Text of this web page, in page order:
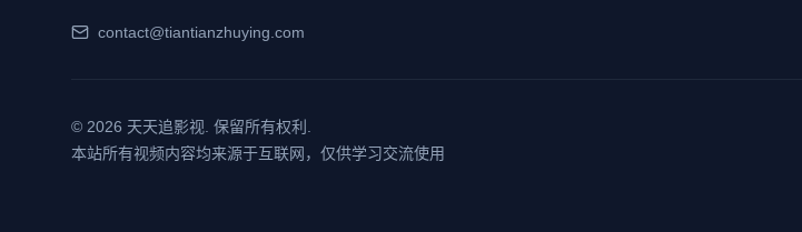
contact@tiantianzhuying.com
© 2026 天天追影视. 保留所有权利.
本站所有视频内容均来源于互联网，仅供学习交流使用